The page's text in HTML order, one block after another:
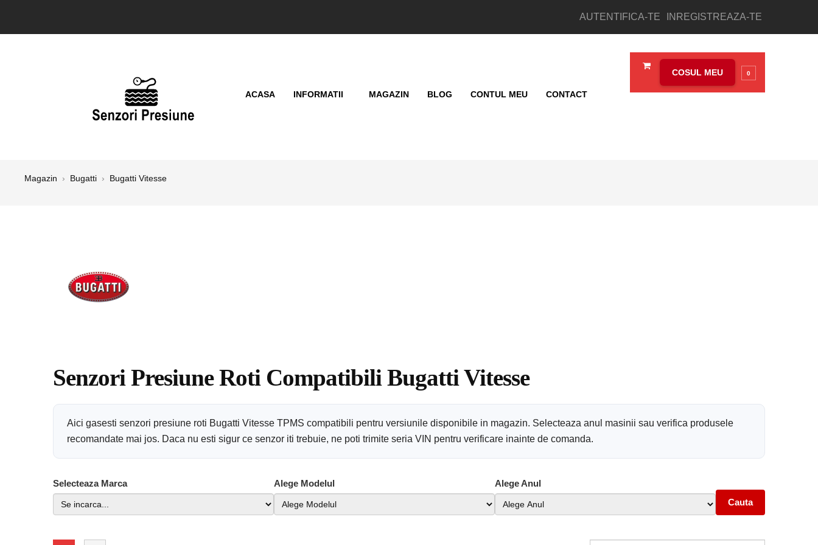
AUTENTIFICA-TE INREGISTREAZA-TE
COSUL MEU 0
ACASA INFORMATII MAGAZIN BLOG CONTUL MEU CONTACT
Magazin › Bugatti › Bugatti Vitesse
Senzori Presiune Roti Compatibili Bugatti Vitesse
Aici gasesti senzori presiune roti Bugatti Vitesse TPMS compatibili pentru versiunile disponibile in magazin. Selecteaza anul masinii sau verifica produsele
recomandate mai jos. Daca nu esti sigur ce senzor iti trebuie, ne poti trimite seria VIN pentru verificare inainte de comanda.
Selecteaza Marca Alege Modelul
Alege Anul
Cauta